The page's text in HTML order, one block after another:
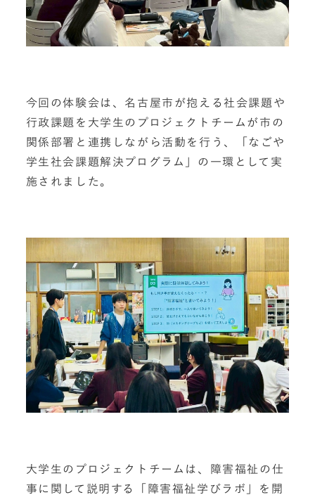
今回の体験会は、名古屋市が抱える社会課題や
行政課題を大学生のプロジェクトチームが市の
関係部署と連携しながら活動を行う、「なごや
学生社会課題解決プログラム」の一環として実
施されました。
大学生のプロジェクトチームは、障害福祉の仕
事に関して説明する「障害福祉学びラボ」を開